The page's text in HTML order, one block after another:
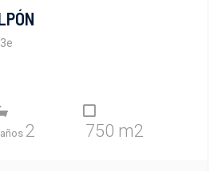
2 750 m2